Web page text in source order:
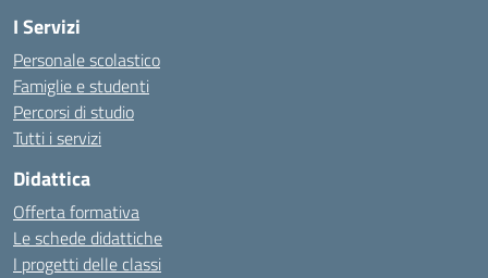
I Servizi
Personale scolastico
Famiglie e studenti
Percorsi di studio
Tutti i servizi
Didattica
Offerta formativa
Le schede didattiche
I progetti delle classi